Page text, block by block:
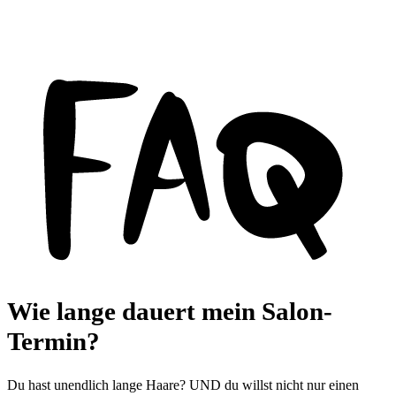
Wie lange dauert mein Salon-
Termin?
Du hast unendlich lange Haare? UND du willst nicht nur einen